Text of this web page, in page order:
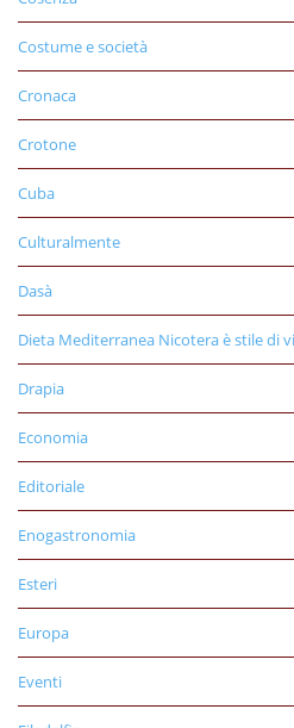
Costume e società
Cronaca
Crotone
Cuba
Culturalmente
Dasà
Dieta Mediterranea Nicotera è stile di
Drapia
Economia
Editoriale
Enogastronomia
Esteri
Europa
Eventi